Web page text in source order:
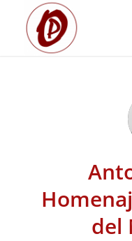
del